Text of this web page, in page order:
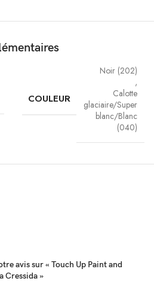
COULEUR
Noir (202)
,
Calotte
glaciaire/Super
blanc/Blanc
(040)
avis sur « Touch Up Paint and
Cressida »